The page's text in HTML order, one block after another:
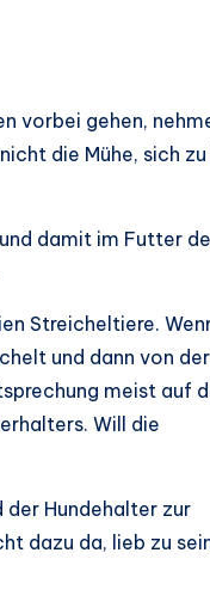
vorbei gehen,
die Mühe, sich
damit im Futter
Streicheltiere.
und dann von der
meist auf
Will die
der Hundehalter zur
dazu da, lieb zu